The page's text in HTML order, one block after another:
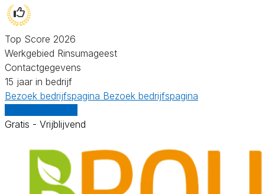
Top Score 2026
Werkgebied Rinsumageest
Contactgegevens
15 jaar in bedrijf
Bezoek bedrijfspagina Bezoek bedrijfspagina
Gratis - Vrijblijvend